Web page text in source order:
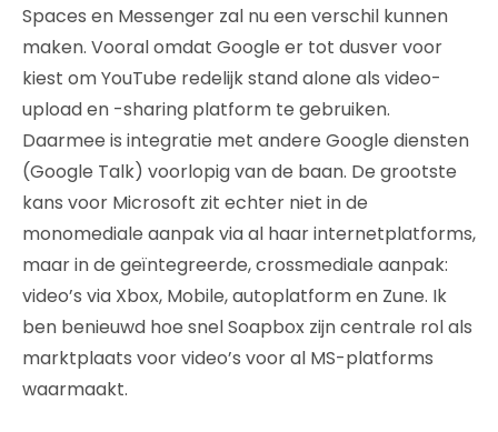
Spaces en Messenger zal nu een verschil kunnen
maken. Vooral omdat Google er tot dusver voor
kiest om YouTube redelijk stand alone als video-
upload en -sharing platform te gebruiken.
Daarmee is integratie met andere Google diensten
(Google Talk) voorlopig van de baan. De grootste
kans voor Microsoft zit echter niet in de
monomediale aanpak via al haar internetplatforms,
maar in de geïntegreerde, crossmediale aanpak:
video’s via Xbox, Mobile, autoplatform en Zune. Ik
ben benieuwd hoe snel Soapbox zijn centrale rol als
marktplaats voor video’s voor al MS-platforms
waarmaakt.